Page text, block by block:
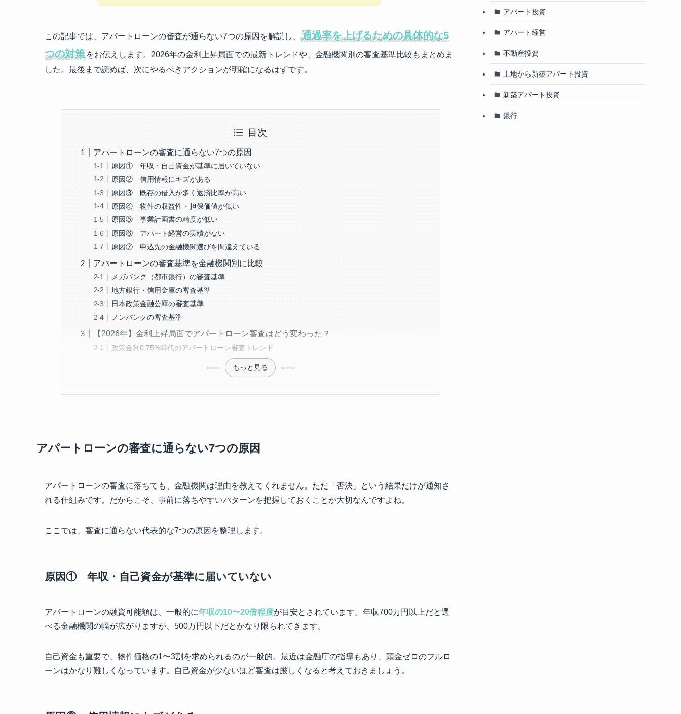
この記事では、アパートローンの審査が通らない7つの原因を解説し、
通過率を上げるための具体的な5
つの対策 をお伝えします。2026年の金利上昇局面での最新トレンドや、金融機関別の審査基準比較もまとめま
した。最後まで読めば、次にやるべきアクションが明確になるはずです。
目次
アパートローンの審査に通らない7つの原因
原因① 年収・自己資金が基準に届いていない
原因② 信用情報にキズがある
原因③ 既存の借入が多く返済比率が高い
原因④ 物件の収益性・担保価値が低い
原因⑤ 事業計画書の精度が低い
原因⑥ アパート経営の実績がない
原因⑦ 申込先の金融機関選びを間違えている
アパートローンの審査基準を金融機関別に比較
メガバンク（都市銀行）の審査基準
地方銀行・信用金庫の審査基準
日本政策金融公庫の審査基準
ノンバンクの審査基準
【2026年】金利上昇局面でアパートローン審査はどう変わった？
政策金利0.75%時代のアパートローン審査トレンド
もっと見る
アパートローンの審査に通らない7つの原因
アパートローンの審査に落ちても、金融機関は理由を教えてくれません。ただ「否決」という結果だけが通知さ
れる仕組みです。だからこそ、事前に落ちやすいパターンを把握しておくことが大切なんですよね。
ここでは、審査に通らない代表的な7つの原因を整理します。
原因① 年収・自己資金が基準に届いていない
アパートローンの融資可能額は、一般的に年収の10〜20倍程度が目安とされています。年収700万円以上だと選
べる金融機関の幅が広がりますが、500万円以下だとかなり限られてきます。
自己資金も重要で、物件価格の1〜3割を求められるのが一般的。最近は金融庁の指導もあり、頭金ゼロのフルロ
ーンはかなり難しくなっています。自己資金が少ないほど審査は厳しくなると考えておきましょう。
アパート投資
アパート経営
不動産投資
土地から新築アパート投資
新築アパート投資
銀行